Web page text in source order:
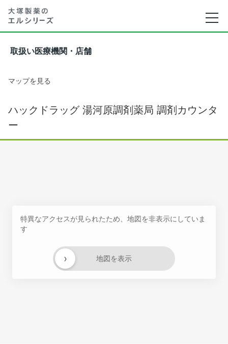
取扱い医療機関・店舗
マップを見る
ハックドラッグ 湯河原調剤薬局 調剤カウンタ
ー
特異なアクセスが見られたため、地図を非表示にしていま
す
地図を表示
›